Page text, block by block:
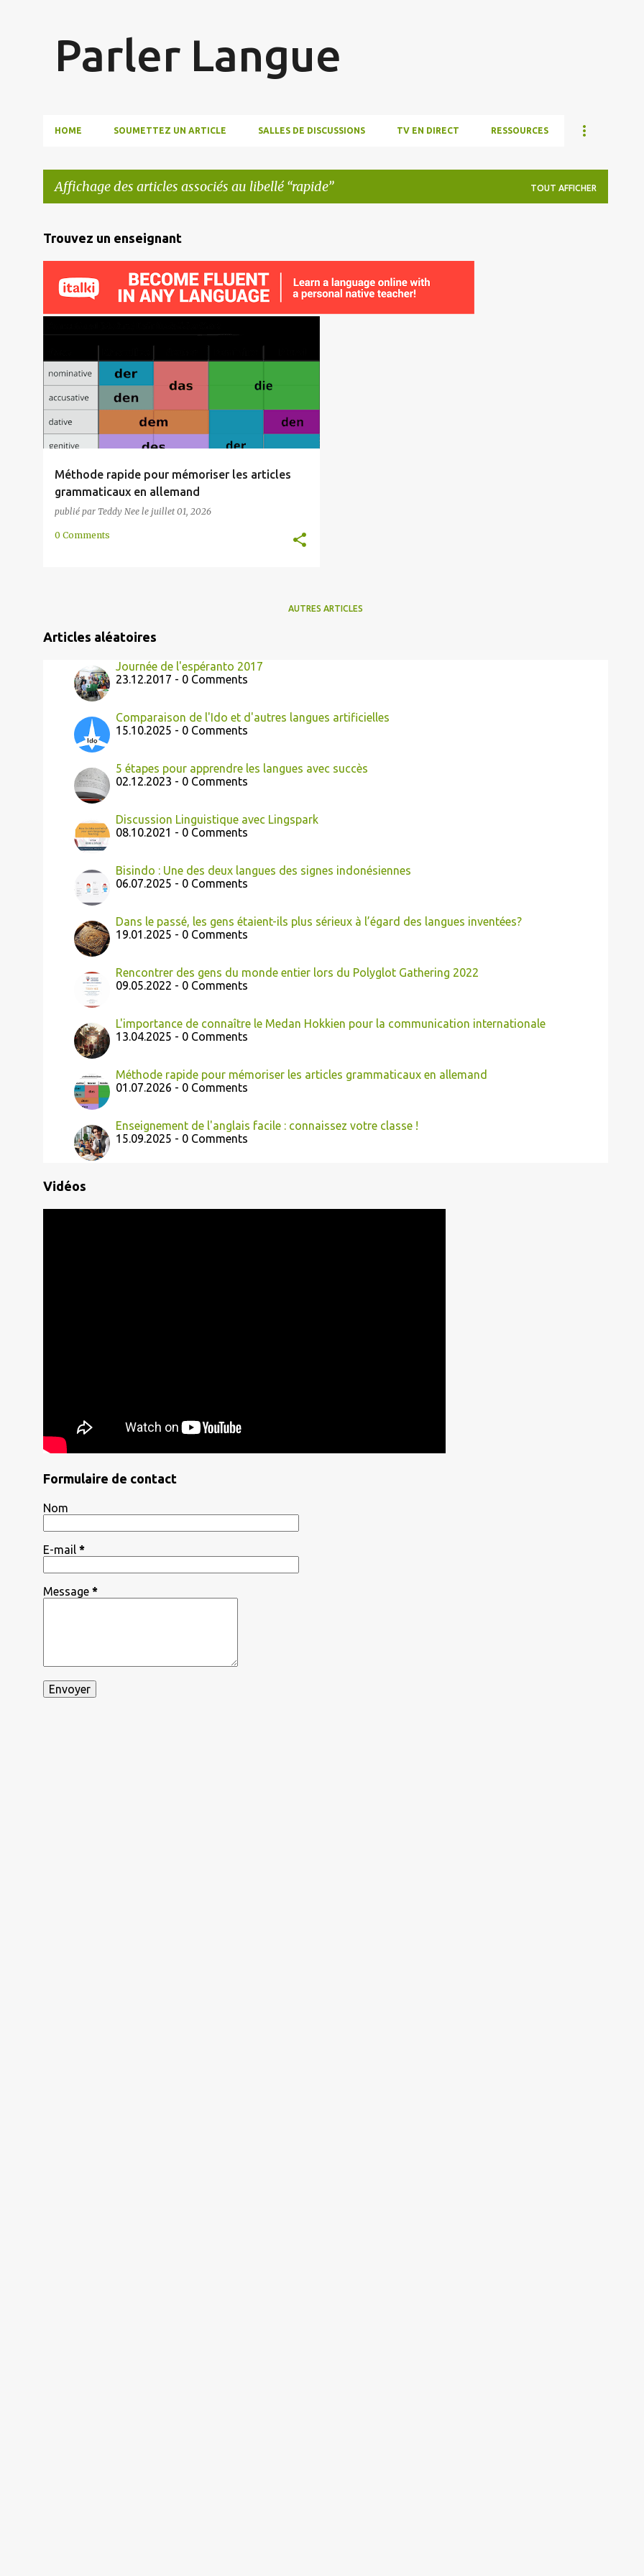
Parler Langue
HOME SOUMETTEZ UN ARTICLE SALLES DE DISCUSSIONS TV EN DIRECT RESSOURCES
Affichage des articles associés au libellé rapide TOUT AFFICHER
A
r
c
e
s
Trouvez un enseignant
Méthode rapide pour mémoriser les articles
grammaticaux en allemand
publié par Teddy Nee le juillet 01, 2026
+
TECHNIQUE
0 Comments
AUTRES ARTICLES
Articles aléatoires
Journée de l'espéranto 2017
23.12.2017 - 0 Comments
Comparaison de l'Ido et d'autres langues artificielles
15.10.2025 - 0 Comments
5 étapes pour apprendre les langues avec succès
02.12.2023 - 0 Comments
Discussion Linguistique avec Lingspark
08.10.2021 - 0 Comments
Bisindo : Une des deux langues des signes indonésiennes
06.07.2025 - 0 Comments
Dans le passé, les gens étaient-ils plus sérieux à l’égard des langues inventées?
19.01.2025 - 0 Comments
Rencontrer des gens du monde entier lors du Polyglot Gathering 2022
09.05.2022 - 0 Comments
L'importance de connaître le Medan Hokkien pour la communication internationale
13.04.2025 - 0 Comments
Méthode rapide pour mémoriser les articles grammaticaux en allemand
01.07.2026 - 0 Comments
Enseignement de l'anglais facile : connaissez votre classe !
15.09.2025 - 0 Comments
Vidéos
Formulaire de contact
Nom
E-mail *
Message *